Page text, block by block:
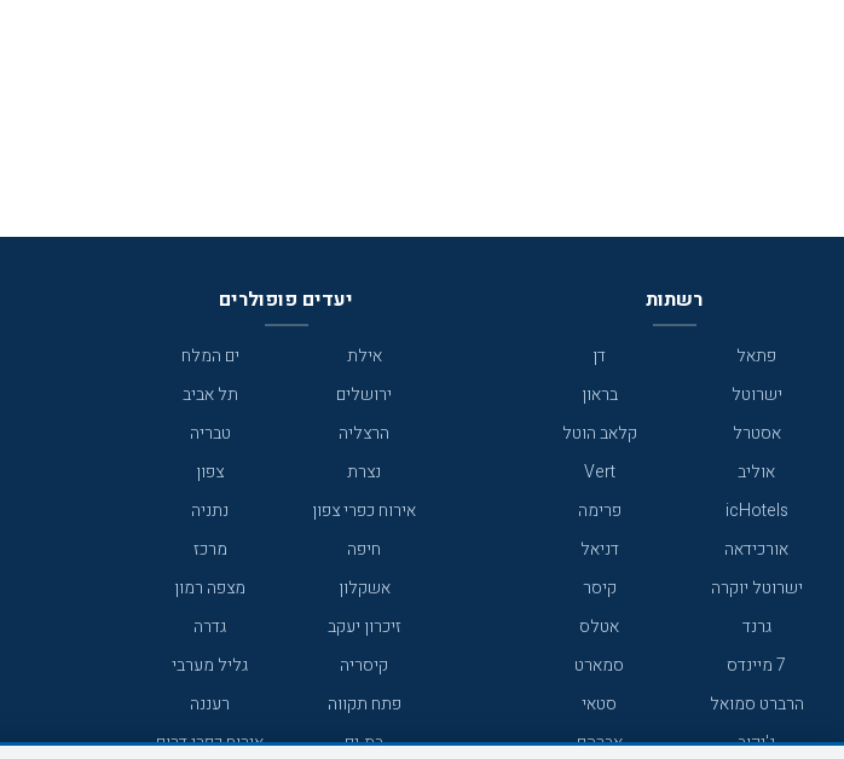
רשתות
פתאל
דן
ישרוטל
בראון
אסטרל
קלאב הוטל
אוליב
Vert
icHotels
פרימה
אורכידאה
דניאל
ישרוטל יוקרה
קיסר
גרנד
אטלס
7 מיינדס
סמארט
הרברט סמואל
סטאי
ג'יקוב
אברהם
יעדים פופולרים
אילת
ים המלח
ירושלים
תל אביב
הרצליה
טבריה
נצרת
צפון
אירוח כפרי צפון
נתניה
חיפה
מרכז
אשקלון
מצפה רמון
זיכרון יעקב
גדרה
קיסריה
גליל מערבי
פתח תקווה
רעננה
בת-ים
אירוח כפרי דרום